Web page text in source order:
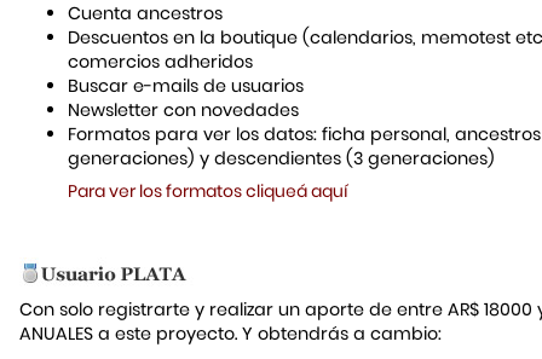
Cuenta ancestros
Descuentos en la boutique (calendarios, memotest
comercios adheridos
Buscar e-mails de usuarios
Newsletter con novedades
Formatos para ver los datos: ficha personal,
generaciones) y descendientes (3 generaciones)
Para ver los formatos cliqueá aquí
Con solo registrarte y realizar un aporte de entre AR$ 18000
ANUALES a este proyecto. Y obtendrás a cambio: